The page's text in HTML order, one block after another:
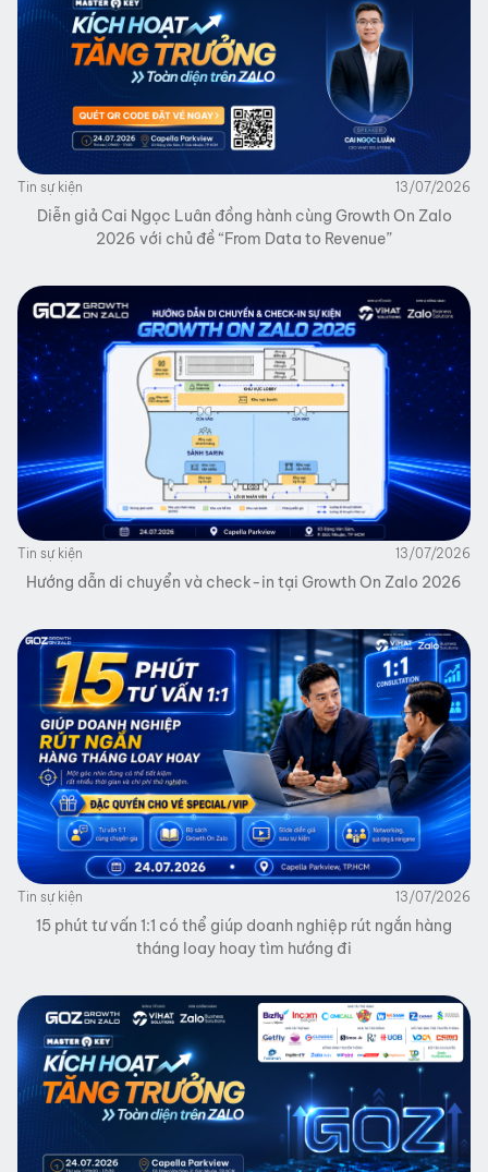
Tin sự kiện 13/07/2026
Diễn giả Cai Ngọc Luân đồng hành cùng Growth On Zalo
2026 với chủ đề “From Data to Revenue”
Tin sự kiện 13/07/2026
Hướng dẫn di chuyển và check-in tại Growth On Zalo 2026
Tin sự kiện 13/07/2026
15 phút tư vấn 1:1 có thể giúp doanh nghiệp rút ngắn hàng
tháng loay hoay tìm hướng đi